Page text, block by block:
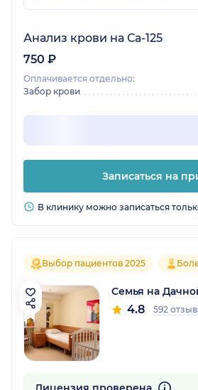
Анализ крови на Са-125
750 ₽
Оплачивается отдельно:
Забор крови
Записаться на
В клинику можно записаться
Выбор пациентов 2025
Семья на
4.8 592